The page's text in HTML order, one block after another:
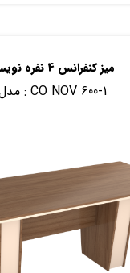
میز کنفرانس 4 نفره نویس
مدل :CO NOV 600-1